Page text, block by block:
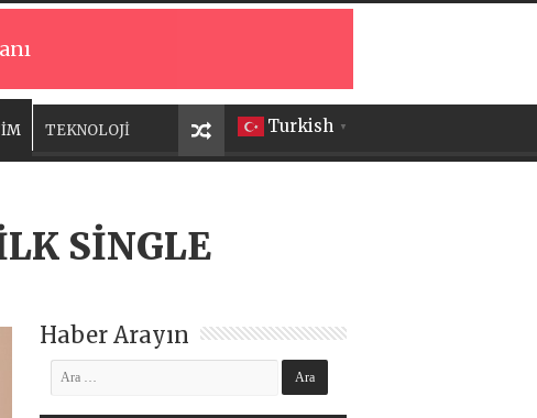
Turkish ▼
TEKNOLOJİ
SİNGLE
Haber Arayın